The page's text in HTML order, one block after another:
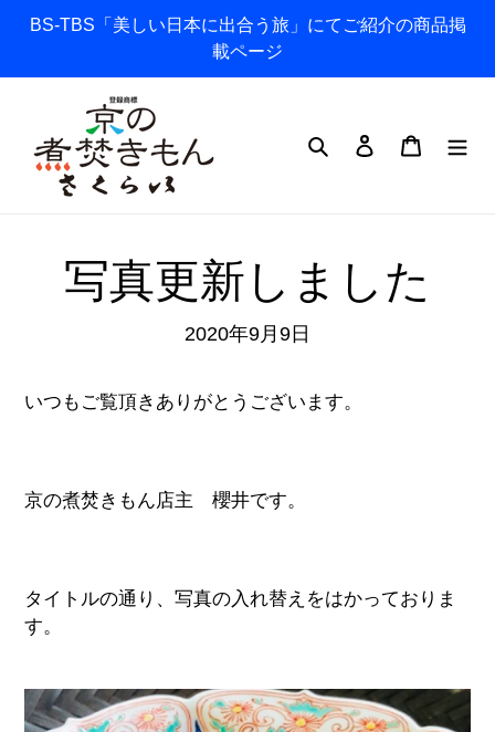
テ
BS-TBS「美しい日本に出合う旅」にてご紹介の商品掲
載ページ
検索 ログイン
カート
写真更新しました
2020年9月9日
いつもご覧頂きありがとうございます。
京の煮焚きもん店主 櫻井です。
タイトルの通り、写真の入れ替えをはかっておりま
す。